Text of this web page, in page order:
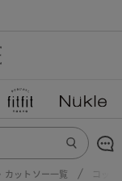
カットソー一覧 コッ